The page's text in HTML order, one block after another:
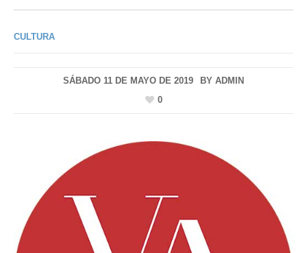
CULTURA
SÁBADO 11 DE MAYO DE 2019 BY ADMIN
0